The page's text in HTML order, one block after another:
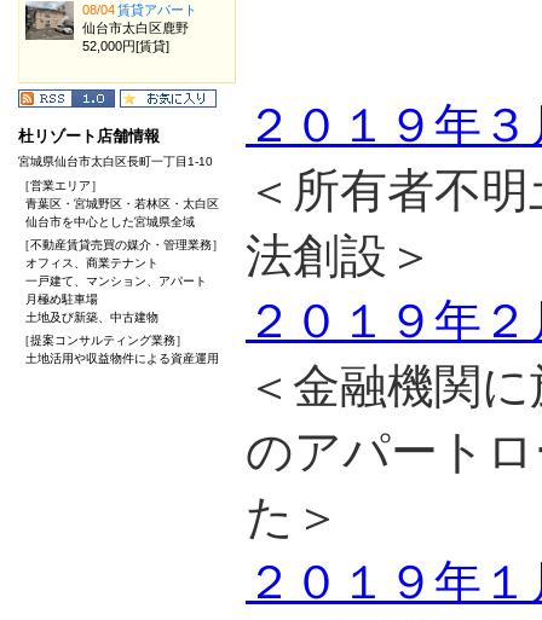
２０１９年
＜所有者不
法創設＞
２０１９年
＜金融機関
のアパート
た＞
２０１９年
08/04賃貸アパート
仙台市太白区鹿野
52,000円[賃貸]
杜リゾート店舗情報
宮城県仙台市太白区長町一丁目1-10
［営業エリア］
青葉区・宮城野区・若林区・太白区
仙台市を中心とした宮城県全域
［不動産賃貸売買の媒介・管理業務］
オフィス、商業テナント
一戸建て、マンション、アパート
月極め駐車場
土地及び新築、中古建物
［提案コンサルティング業務］
土地活用や収益物件による資産運用